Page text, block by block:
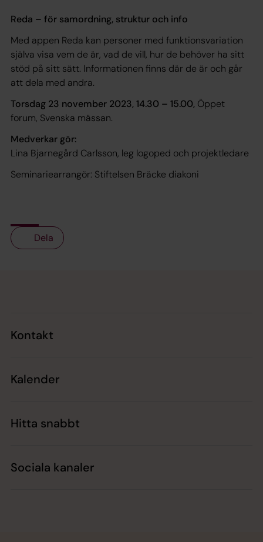
Reda – för samordning, struktur och info
Med appen Reda kan personer med funktionsvariation
själva visa vem de är, vad de vill, hur de behöver ha sitt
stöd på sitt sätt. Informationen finns där de är och går
att dela med andra.
Torsdag 23 november 2023, 14.30 – 15.00, Öppet
forum, Svenska mässan.
Medverkar gör:
Lina Bjarnegård Carlsson, leg logoped och projektledare
Seminariearrangör: Stiftelsen Bräcke diakoni
Dela
Kontakt
Kalender
Hitta snabbt
Sociala kanaler